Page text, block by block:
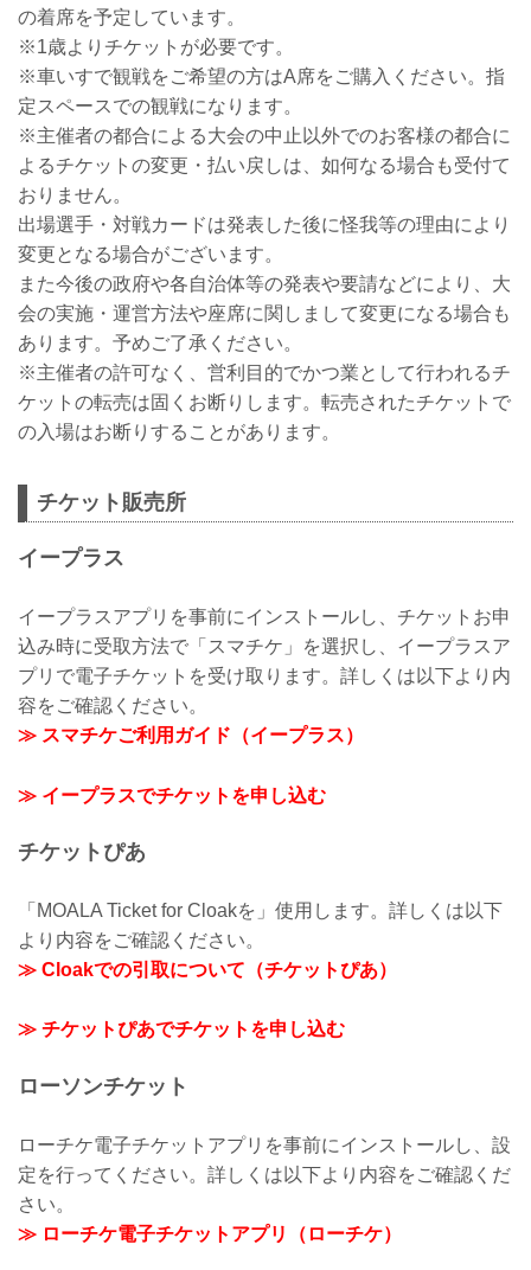
の着席を予定しています。
※1歳よりチケットが必要です。
※車いすで観戦をご希望の方はA席をご購入ください。指
定スペースでの観戦になります。
※主催者の都合による大会の中止以外でのお客様の都合に
よるチケットの変更・払い戻しは、如何なる場合も受付て
おりません。
出場選手・対戦カードは発表した後に怪我等の理由により
変更となる場合がございます。
また今後の政府や各自治体等の発表や要請などにより、大
会の実施・運営方法や座席に関しまして変更になる場合も
あります。予めご了承ください。
※主催者の許可なく、営利目的でかつ業として行われるチ
ケットの転売は固くお断りします。転売されたチケットで
の入場はお断りすることがあります。
チケット販売所
イープラス
イープラスアプリを事前にインストールし、チケットお申
込み時に受取方法で「スマチケ」を選択し、イープラスア
プリで電子チケットを受け取ります。詳しくは以下より内
容をご確認ください。
≫ スマチケご利用ガイド（イープラス）
≫ イープラスでチケットを申し込む
チケットぴあ
「MOALA Ticket for Cloakを」使用します。詳しくは以下
より内容をご確認ください。
≫ Cloakでの引取について（チケットぴあ）
≫ チケットぴあでチケットを申し込む
ローソンチケット
ローチケ電子チケットアプリを事前にインストールし、設
定を行ってください。詳しくは以下より内容をご確認くだ
さい。
≫ ローチケ電子チケットアプリ（ローチケ）